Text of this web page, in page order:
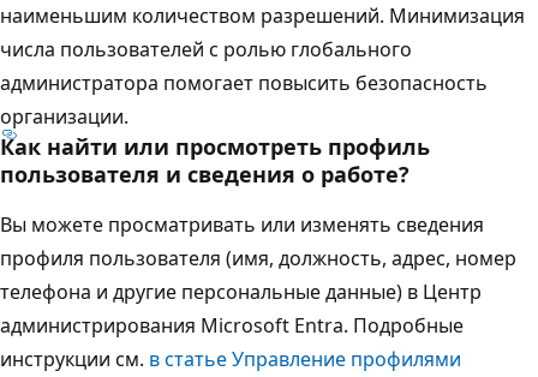
наименьшим количеством разрешений. Минимизация
числа пользователей с ролью глобального
администратора помогает повысить безопасность
организации.
Как найти или просмотреть профиль
пользователя и сведения о работе?
Вы можете просматривать или изменять сведения
профиля пользователя (имя, должность, адрес, номер
телефона и другие персональные данные) в Центр
администрирования Microsoft Entra. Подробные
инструкции см. в статье Управление профилями